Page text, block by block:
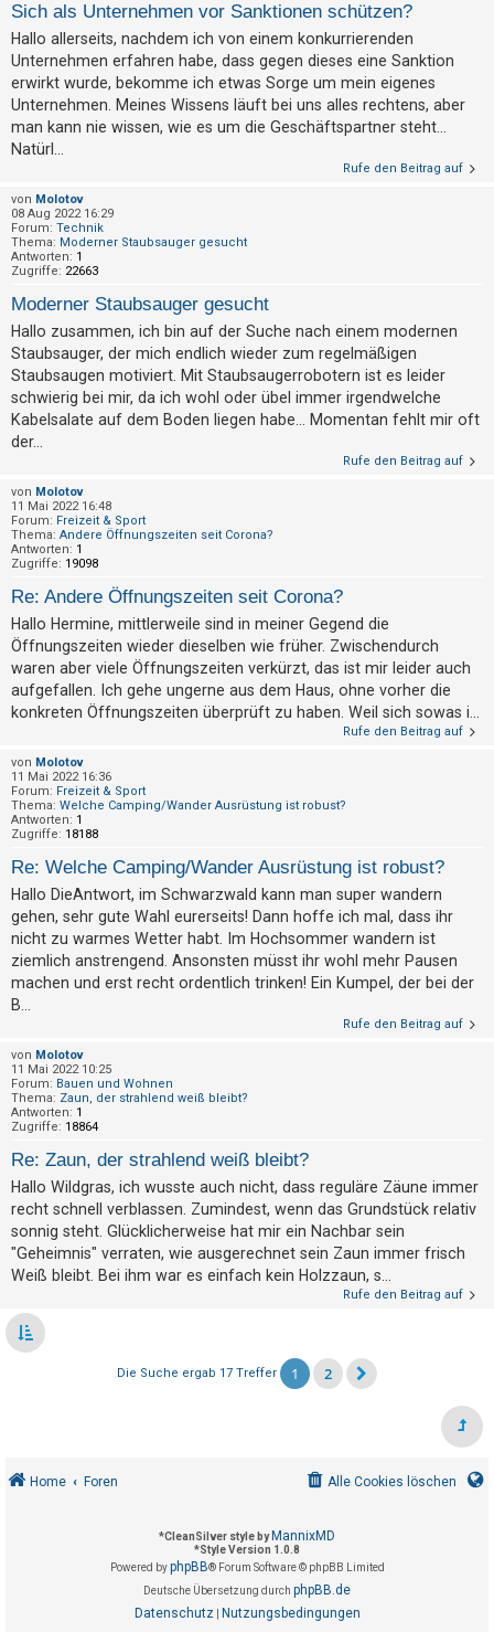
F
A
Q
Sich als Unternehmen vor Sanktionen schützen?
Hallo allerseits, nachdem ich von einem konkurrierenden
Unternehmen erfahren habe, dass gegen dieses eine Sanktion
erwirkt wurde, bekomme ich etwas Sorge um mein eigenes
Unternehmen. Meines Wissens läuft bei uns alles rechtens, aber
man kann nie wissen, wie es um die Geschäftspartner steht...
Natürl...
Rufe den Beitrag auf
von Molotov
08 Aug 2022 16:29
Forum: Technik
Thema: Moderner Staubsauger gesucht
Antworten: 1
Zugriffe: 22663
Moderner Staubsauger gesucht
Hallo zusammen, ich bin auf der Suche nach einem modernen
Staubsauger, der mich endlich wieder zum regelmäßigen
Staubsaugen motiviert. Mit Staubsaugerrobotern ist es leider
schwierig bei mir, da ich wohl oder übel immer irgendwelche
Kabelsalate auf dem Boden liegen habe... Momentan fehlt mir oft
der...
Rufe den Beitrag auf
von Molotov
11 Mai 2022 16:48
Forum: Freizeit & Sport
Thema: Andere Öffnungszeiten seit Corona?
Antworten: 1
Zugriffe: 19098
Re: Andere Öffnungszeiten seit Corona?
Hallo Hermine, mittlerweile sind in meiner Gegend die
Öffnungszeiten wieder dieselben wie früher. Zwischendurch
waren aber viele Öffnungszeiten verkürzt, das ist mir leider auch
aufgefallen. Ich gehe ungerne aus dem Haus, ohne vorher die
konkreten Öffnungszeiten überprüft zu haben. Weil sich sowas i...
Rufe den Beitrag auf
von Molotov
11 Mai 2022 16:36
Forum: Freizeit & Sport
Thema: Welche Camping/Wander Ausrüstung ist robust?
Antworten: 1
Zugriffe: 18188
Re: Welche Camping/Wander Ausrüstung ist robust?
Hallo DieAntwort, im Schwarzwald kann man super wandern
gehen, sehr gute Wahl eurerseits! Dann hoffe ich mal, dass ihr
nicht zu warmes Wetter habt. Im Hochsommer wandern ist
ziemlich anstrengend. Ansonsten müsst ihr wohl mehr Pausen
machen und erst recht ordentlich trinken! Ein Kumpel, der bei der
B...
Rufe den Beitrag auf
von Molotov
11 Mai 2022 10:25
Forum: Bauen und Wohnen
Thema: Zaun, der strahlend weiß bleibt?
Antworten: 1
Zugriffe: 18864
Re: Zaun, der strahlend weiß bleibt?
Hallo Wildgras, ich wusste auch nicht, dass reguläre Zäune immer
recht schnell verblassen. Zumindest, wenn das Grundstück relativ
sonnig steht. Glücklicherweise hat mir ein Nachbar sein
"Geheimnis" verraten, wie ausgerechnet sein Zaun immer frisch
Weiß bleibt. Bei ihm war es einfach kein Holzzaun, s...
Rufe den Beitrag auf
Die Suche ergab 17 Treffer 1 2
Home Foren Alle Cookies löschen
*CleanSilver style byMannixMD
*Style Version 1.0.8
Powered byphpBB® Forum Software © phpBB Limited
Deutsche Übersetzung durch phpBB.de
Datenschutz Nutzungsbedingungen